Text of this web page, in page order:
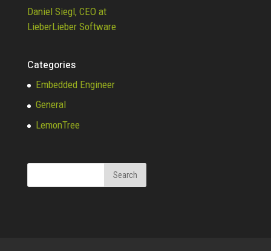
Daniel Siegl, CEO at
LieberLieber Software
Categories
Embedded Engineer
General
LemonTree